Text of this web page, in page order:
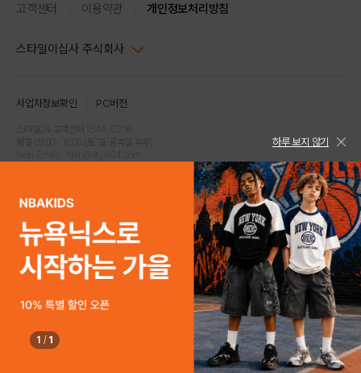
고객센터 이용약관 개인정보처리방침
스타일이십사 주식회사
주소 : 서울시 강남구 논현로 633, 6층 (논현동, 한세엠케이빌딩)
사업자등록번호 : 116-81-32499
통신판매업신고번호 : 제 2024-서울강남-04239
고객센터 1544-5336(평일 09:00~ 18:00 토/일/공휴일 휴무)
사업자정보확인 PC버전
스타일24 고객센터 1544-5336
평일 09:00~ 18:00 (토/일/공휴일 휴무)
COPYRIGHTⓒ2021 STYLE24 ALL RIGHTS RESERVED.
하루 보지 않기
1 / 1